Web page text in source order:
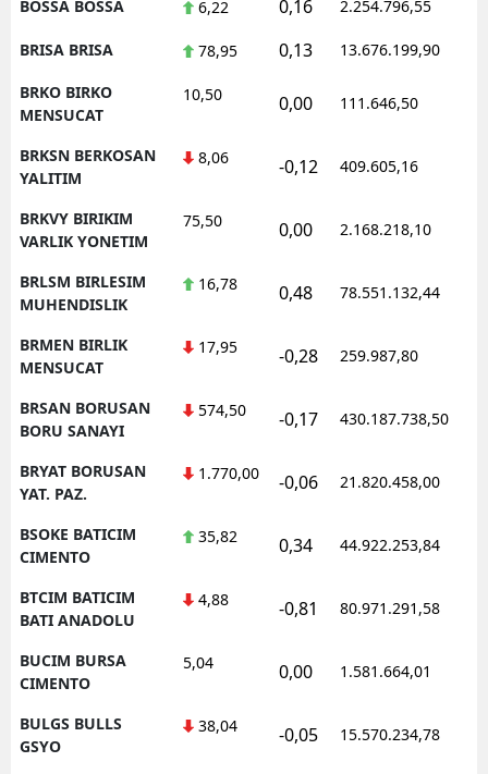
BOSSA BOSSA 6,22 0,16 2.254.796,55
BRISA BRISA 78,95 0,13 13.676.199,90
BRKO BIRKO
MENSUCAT
10,50 0,00 111.646,50
BRKSN BERKOSAN
YALITIM
8,06 -0,12 409.605,16
BRKVY BIRIKIM
VARLIK YONETIM
75,50 0,00 2.168.218,10
BRLSM BIRLESIM
MUHENDISLIK
16,78 0,48 78.551.132,44
BRMEN BIRLIK
MENSUCAT
17,95 -0,28 259.987,80
BRSAN BORUSAN
BORU SANAYI
574,50 -0,17 430.187.738,50
BRYAT BORUSAN
YAT. PAZ.
1.770,00 -0,06 21.820.458,00
BSOKE BATICIM
CIMENTO
35,82 0,34 44.922.253,84
BTCIM BATICIM
BATI ANADOLU
4,88 -0,81 80.971.291,58
BUCIM BURSA
CIMENTO
5,04 0,00 1.581.664,01
BULGS BULLS
GSYO
38,04 -0,05 15.570.234,78